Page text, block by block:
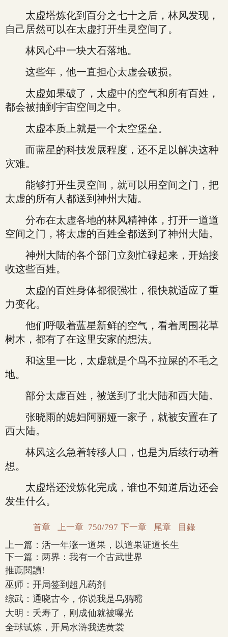
太虚塔炼化到百分之七十之后，林风发现，
自己居然可以在太虚打开生灵空间了。
林风心中一块大石落地。
这些年，他一直担心太虚会破损。
太虚如果破了，太虚中的空气和所有百姓，
都会被抽到宇宙空间之中。
太虚本质上就是一个太空堡垒。
而蓝星的科技发展程度，还不足以解决这种
灾难。
能够打开生灵空间，就可以用空间之门，把
太虚的所有人都送到神州大陆。
分布在太虚各地的林风精神体，打开一道道
空间之门，将太虚的百姓全都送到了神州大陆。
神州大陆的各个部门立刻忙碌起来，开始接
收这些百姓。
太虚的百姓身体都很强壮，很快就适应了重
力变化。
他们呼吸着蓝星新鲜的空气，看着周围花草
树木，都有了在这里安家的想法。
和这里一比，太虚就是个鸟不拉屎的不毛之
地。
部分太虚百姓，被送到了北大陆和西大陆。
张晓雨的媳妇阿丽娅一家子，就被安置在了
西大陆。
林风这么急着转移人口，也是为后续行动着
想。
太虚塔还没炼化完成，谁也不知道后边还会
发生什么。
首章 上一章 750/797 下一章 尾章 目錄
上一篇： 活一年涨一道果，以道果证道长生
下一篇： 两界：我有一个古武世界
推薦閱讀!
巫师：开局签到超凡药剂
综武：通晓古今，你说我是乌鸦嘴
大明：夭寿了，刚成仙就被曝光
全球试炼，开局水浒我选黄裳